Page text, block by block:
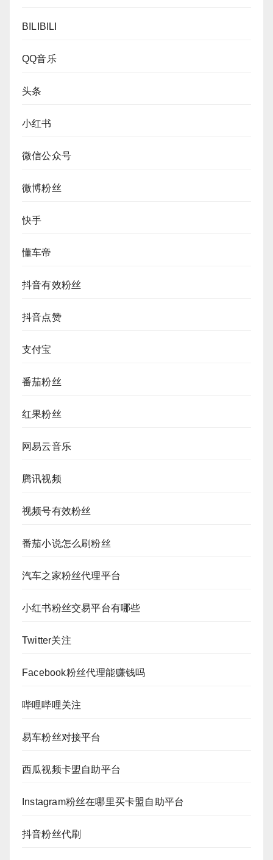
BILIBILI
QQ音乐
头条
小红书
微信公众号
微博粉丝
快手
懂车帝
抖音有效粉丝
抖音点赞
支付宝
番茄粉丝
红果粉丝
网易云音乐
腾讯视频
视频号有效粉丝
番茄小说怎么刷粉丝
汽车之家粉丝代理平台
小红书粉丝交易平台有哪些
Twitter关注
Facebook粉丝代理能赚钱吗
哔哩哔哩关注
易车粉丝对接平台
西瓜视频卡盟自助平台
Instagram粉丝在哪里买卡盟自助平台
抖音粉丝代刷